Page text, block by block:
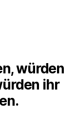
würden
ihr